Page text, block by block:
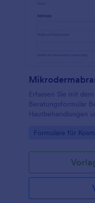
Erfassen Sie mit
Beratungsformular
Hautbehandlungen
Kosmetikstudios
Go to Category:
Formulare für